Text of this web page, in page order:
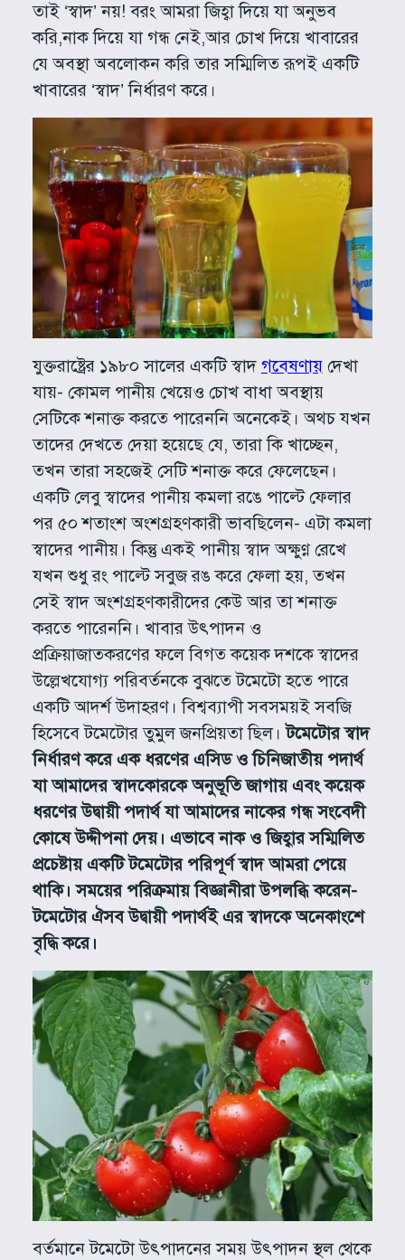
তাই ‘স্বাদ’ নয়! বরং আমরা জিহ্বা দিয়ে যা অনুভব
করি,নাক দিয়ে যা গন্ধ নেই,আর চোখ দিয়ে খাবারের
যে অবস্থা অবলোকন করি তার সম্মিলিত রূপই একটি
খাবারের ‘স্বাদ’ নির্ধারণ করে।
যুক্তরাষ্ট্রের ১৯৮০ সালের একটি স্বাদ গবেষণায়দেখা
যায়- কোমল পানীয় খেয়েও চোখ বাধা অবস্থায়
সেটিকে শনাক্ত করতে পারেননি অনেকেই। অথচ যখন
তাদের দেখতে দেয়া হয়েছে যে, তারা কি খাচ্ছেন,
তখন তারা সহজেই সেটি শনাক্ত করে ফেলেছেন।
একটি লেবু স্বাদের পানীয় কমলা রঙে পাল্টে ফেলার
পর ৫০ শতাংশ অংশগ্রহণকারী ভাবছিলেন- এটা কমলা
স্বাদের পানীয়। কিন্তু একই পানীয় স্বাদ অক্ষুণ্ণ রেখে
যখন শুধু রং পাল্টে সবুজ রঙ করে ফেলা হয়, তখন
সেই স্বাদ অংশগ্রহণকারীদের কেউ আর তা শনাক্ত
করতে পারেননি। খাবার উৎপাদন ও
প্রক্রিয়াজাতকরণের ফলে বিগত কয়েক দশকে স্বাদের
উল্লেখযোগ্য পরিবর্তনকে বুঝতে টমেটো হতে পারে
একটি আদর্শ উদাহরণ। বিশ্বব্যাপী সবসময়ই সবজি
হিসেবে টমেটোর তুমুল জনপ্রিয়তা ছিল।টমেটোর স্বাদ
নির্ধারণ করে এক ধরণের এসিড ও চিনিজাতীয় পদার্থ
যা আমাদের স্বাদকোরকে অনুভূতি জাগায় এবং কয়েক
ধরণের উদ্বায়ী পদার্থ যা আমাদের নাকের গন্ধ সংবেদী
কোষে উদ্দীপনা দেয়। এভাবে নাক ও জিহ্বার সম্মিলিত
প্রচেষ্টায় একটি টমেটোর পরিপূর্ণ স্বাদ আমরা পেয়ে
থাকি। সময়ের পরিক্রমায় বিজ্ঞানীরা উপলব্ধি করেন-
টমেটোর ঐসব উদ্বায়ী পদার্থই এর স্বাদকে অনেকাংশে
বৃদ্ধি করে।
বর্তমানে টমেটো উৎপাদনের সময় উৎপাদন স্থল থেকে